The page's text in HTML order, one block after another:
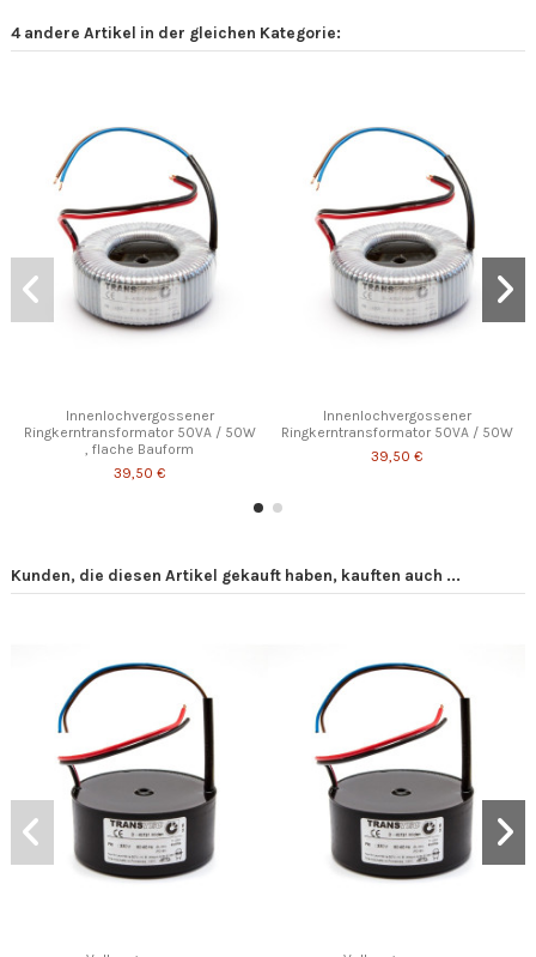
4 andere Artikel in der gleichen Kategorie:
Innenlochvergossener
Ringkerntransformator 50VA / 50W
, flache Bauform
39,50 €
Innenlochvergossener
Ringkerntransformator 50VA / 50W
39,50 €
Kunden, die diesen Artikel gekauft haben, kauften auch ...